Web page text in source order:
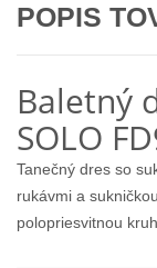
POPIS
Baletný
SOLO
Tanečný dres so
rukávmi a
polopriesvitnou